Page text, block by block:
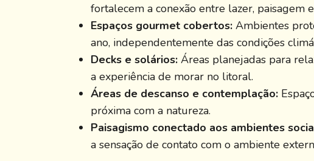
fortalecem a conexão entre lazer, paisagem
Espaços gourmet cobertos: Ambientes
ano, independentemente das condições
Decks e solários: Áreas planejadas para
a experiência de morar no litoral.
Áreas de descanso e contemplação:
próxima com a natureza.
Paisagismo conectado aos ambientes
a sensação de contato com o ambiente